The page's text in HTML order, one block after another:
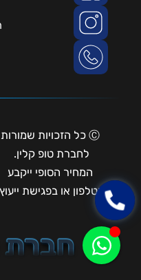
Ⓒ כל הזכויות שמורות
לחברת טופ קלין.
המחיר הסופי ייקבע
בטלפון או בפגישת
חברת